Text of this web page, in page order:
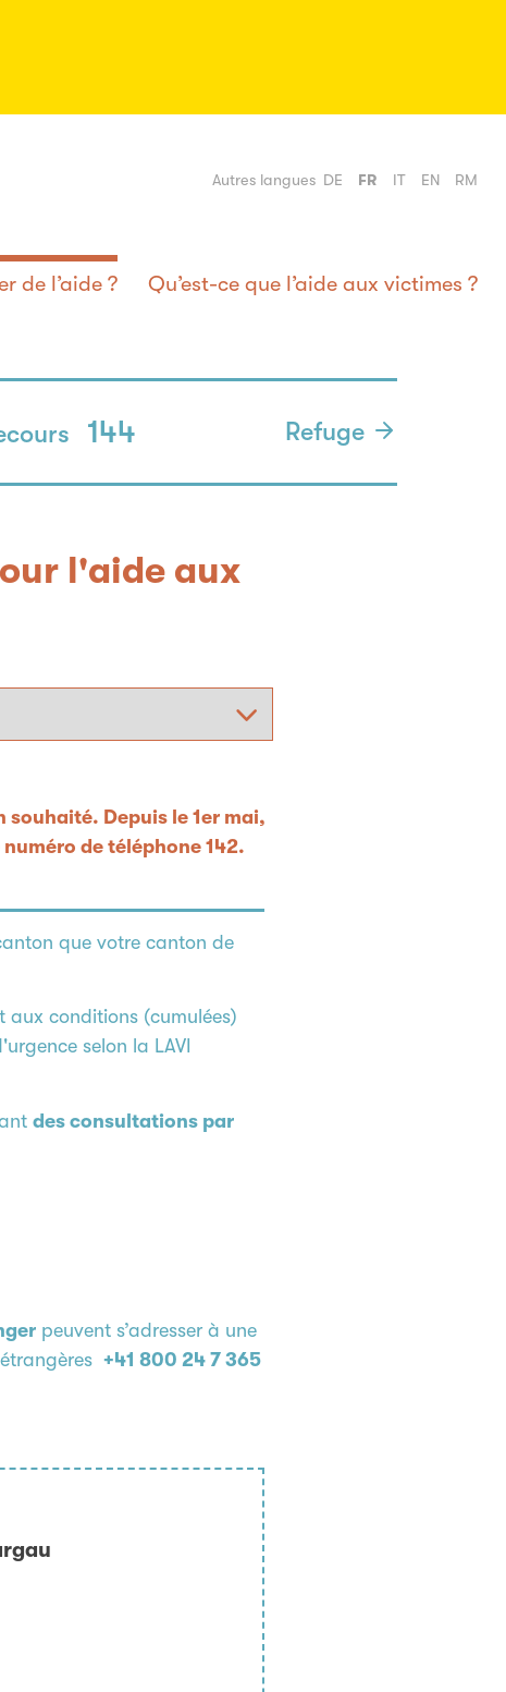
Autres langues DE FR IT EN RM
de l’aide ? Qu’est-ce que l’aide aux victimes ?
144 Refuge
l'aide aux
souhaité. Depuis le 1er mai,
de téléphone 142.
que votre canton de
aux conditions (cumulées)
selon la LAVI
des consultations par
peuvent s’adresser à une
+41 800 24 7 365